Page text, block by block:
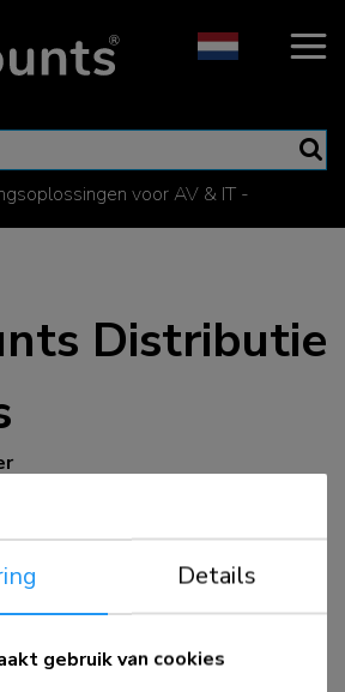
voor AV & IT -
Distributie
Details
gebruik van cookies